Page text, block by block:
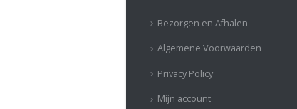
Bezorgen en Afhalen
Algemene Voorwaarden
Privacy Policy
Mijn account